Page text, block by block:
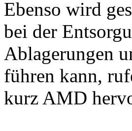
Ebenso wird
bei der
Ablagerungen
führen kann,
kurz AMD